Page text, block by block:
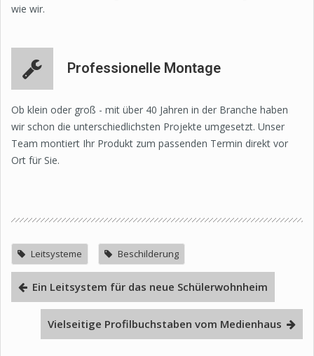
wie wir.
Professionelle Montage
Ob klein oder groß - mit über 40 Jahren in der Branche haben
wir schon die unterschiedlichsten Projekte umgesetzt. Unser
Team montiert Ihr Produkt zum passenden Termin direkt vor
Ort für Sie.
Leitsysteme Beschilderung
Ein Leitsystem für das neue Schülerwohnheim
Vielseitige Profilbuchstaben vom Medienhaus